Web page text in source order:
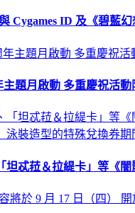
Cygames ID 及《碧藍
主題月啟動 多重慶祝活
坦忒菈＆拉緹卡」等《